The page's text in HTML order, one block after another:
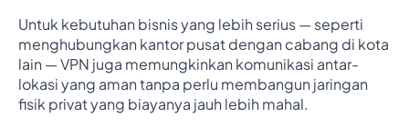
Untuk kebutuhan bisnis yang lebih serius — seperti
menghubungkan kantor pusat dengan cabang di kota
lain — VPN juga memungkinkan komunikasi antar-
lokasi yang aman tanpa perlu membangun jaringan
fisik privat yang biayanya jauh lebih mahal.